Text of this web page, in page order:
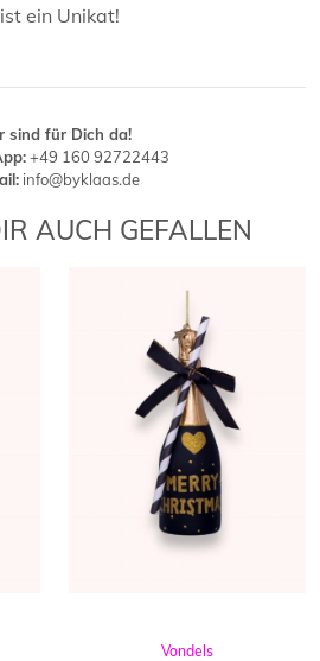
ein Unikat!
sind für Dich da!
+49 160 92722443
info@byklaas.de
AUCH GEFALLEN
Vondels